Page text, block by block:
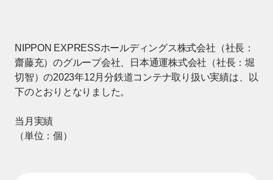
NIPPON EXPRESSホールディングス株式会社（社長：
齋藤充）のグループ会社、日本通運株式会社（社長：堀
切智）の2023年12月分鉄道コンテナ取り扱い実績は、以
下のとおりとなりました。
当月実績
（単位：個）